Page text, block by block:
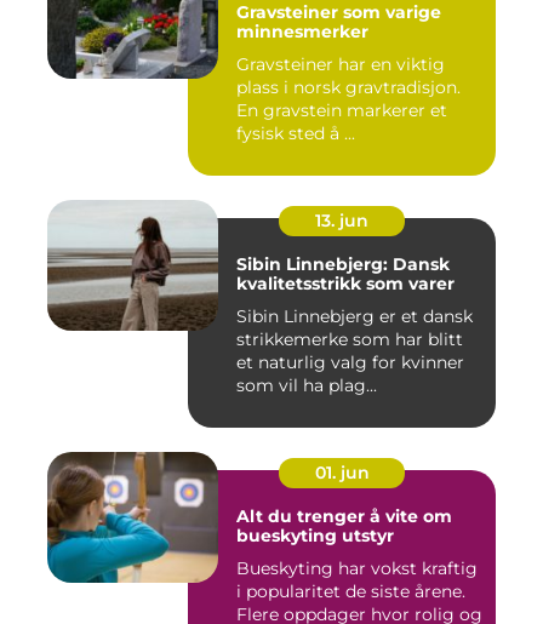
Gravsteiner som varige
minnesmerker
Gravsteiner har en viktig
plass i norsk gravtradisjon.
En gravstein markerer et
fysisk sted å ...
13. jun
Sibin Linnebjerg: Dansk
kvalitetsstrikk som varer
Sibin Linnebjerg er et dansk
strikkemerke som har blitt
et naturlig valg for kvinner
som vil ha plag...
01. jun
Alt du trenger å vite om
bueskyting utstyr
Bueskyting har vokst kraftig
i popularitet de siste årene.
Flere oppdager hvor rolig og